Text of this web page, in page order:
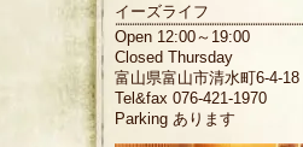
イーズライフ
Open 12:00～19:00
Closed Thursday
富山県富山市清水町6-4-18
Tel&fax 076-421-1970
Parking あります